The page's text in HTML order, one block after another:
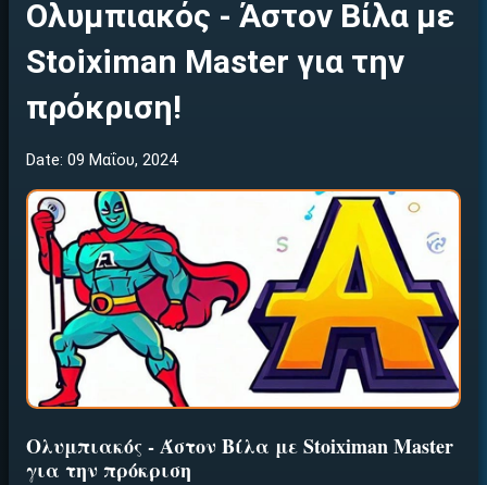
Ολυμπιακός - Άστον Βίλα με
Stoiximan Master για την
πρόκριση!
Date: 09 Μαΐου, 2024
Ολυμπιακός - Άστον Βίλα με Stoiximan Master
για την πρόκριση